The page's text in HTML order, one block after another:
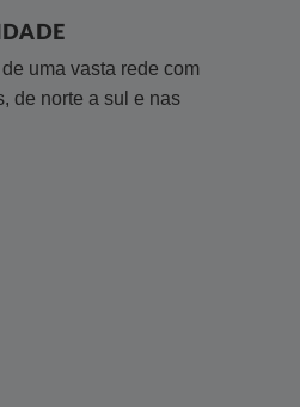
uma vasta rede com
de norte a sul e nas